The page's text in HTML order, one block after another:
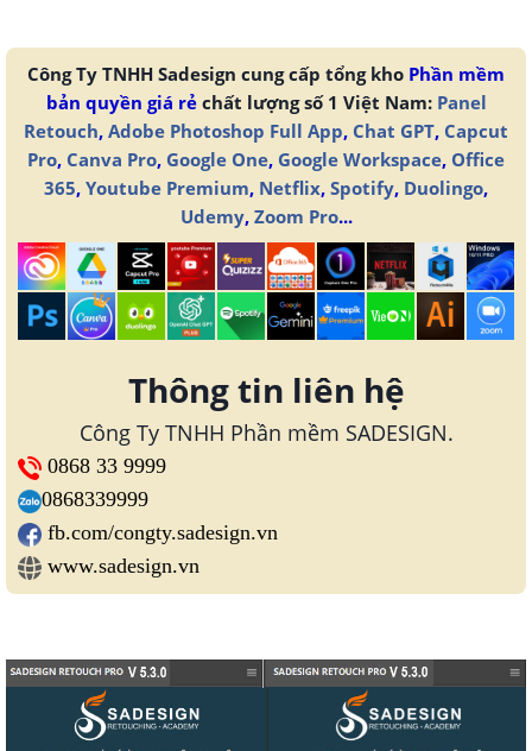
Công Ty TNHH Sadesign cung cấp tổng kho Phần mềm
bản quyền giá rẻchất lượng số 1 Việt Nam: Panel
Retouch, Adobe Photoshop Full App, Chat GPT, Capcut
Pro, Canva Pro, Google One, Google Workspace, Office
365, Youtube Premium, Netflix, Spotify, Duolingo,
Udemy, Zoom Pro...
Thông tin liên hệ
Công Ty TNHH Phần mềm SADESIGN.
0868 33 9999
0868339999
fb.com/congty.sadesign.vn
www.sadesign.vn